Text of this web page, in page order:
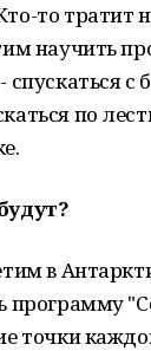
то тратит
научить
с
по
в
программу
точки